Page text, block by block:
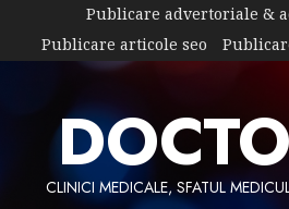
content
Publicare advertoriale &
Publicare articole seo
CLINICI MEDICALE, SFATUL